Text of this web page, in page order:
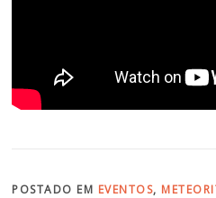
POSTADO EM EVENTOS,